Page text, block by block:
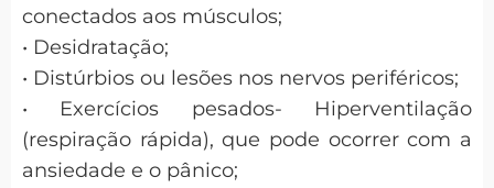
conectados aos músculos;
• Desidratação;
• Distúrbios ou lesões nos nervos periféricos;
• Exercícios pesados- Hiperventilação
(respiração rápida), que pode ocorrer com a
ansiedade e o pânico;